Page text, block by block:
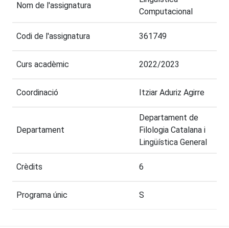
Nom de l'assignatura
Computacional
Codi de l'assignatura 361749
Curs acadèmic 2022/2023
Coordinació Itziar Aduriz Agirre
Departament
Departament de
Filologia Catalana i
Lingüística General
Crèdits 6
Programa únic S